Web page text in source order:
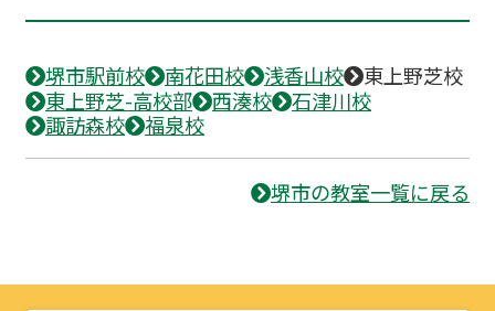
堺市駅前校 南花田校 浅香山校
東上野芝校
東上野芝-高校部
西湊校
石津川校
諏訪森校
福泉校
堺市の教室一覧に戻る